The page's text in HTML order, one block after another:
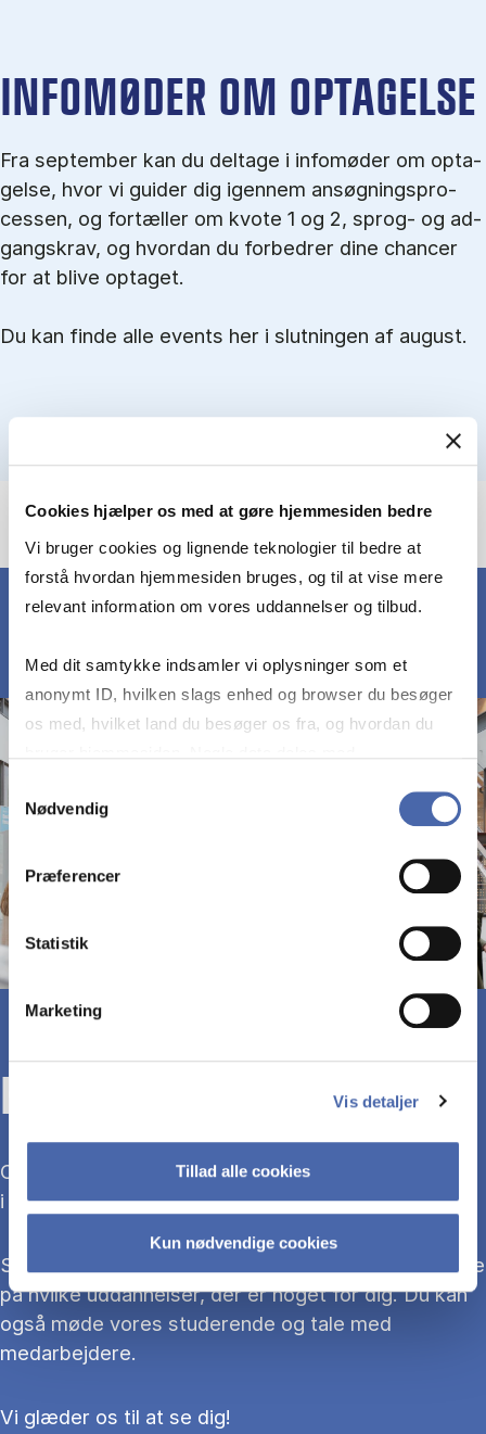
Cookies hjælper os med at gøre hjemmesiden bedre
Vi bruger cookies og lignende teknologier til bedre at
forstå hvordan hjemmesiden bruges, og til at vise mere
relevant information om vores uddannelser og tilbud.
Med dit samtykke indsamler vi oplysninger som et
anonymt ID, hvilken slags enhed og browser du besøger
os med, hvilket land du besøger os fra, og hvordan du
markedsføring. Du bestemmer selv - og kan altid trække
Nødvendig
Præferencer
Statistik
Marketing
Vis detaljer
Tillad alle cookies
Kun nødvendige cookies
IN­FO­MØ­DER OM OP­TA­GEL­SE
Fra september kan du del­tage i in­fo­mø­der om op­ta­
gel­se, hvor vi gu­i­der dig igen­nem an­søg­nings­pro­
ces­sen, og for­tæl­ler om kvo­te 1 og 2, sprog- og ad­
gangs­krav, og hvordan du forbedrer dine chancer
for at blive optaget.
Du kan finde alle events her i slutningen af august.
KOM TIL ÅBENT HUS
Overvejer du at søge ind på en bacheloruddannelse
i 2027?
Så kom med til Åbent Hus, hvor du kan blive klogere
på hvilke uddannelser, der er noget for dig. Du kan
også møde vores studerende og tale med
medarbejdere.
Vi glæder os til at se dig!